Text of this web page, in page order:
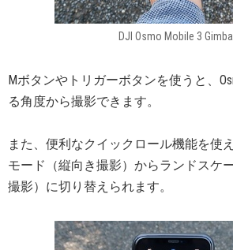
DJI Osmo Mobile 3 Gimbal
Mボタンやトリガーボタンを使うと、
る角度から撮影できます。
また、便利なクイックロール機能を使
モード（縦向き撮影）からランドスケ
撮影）に切り替えられます。